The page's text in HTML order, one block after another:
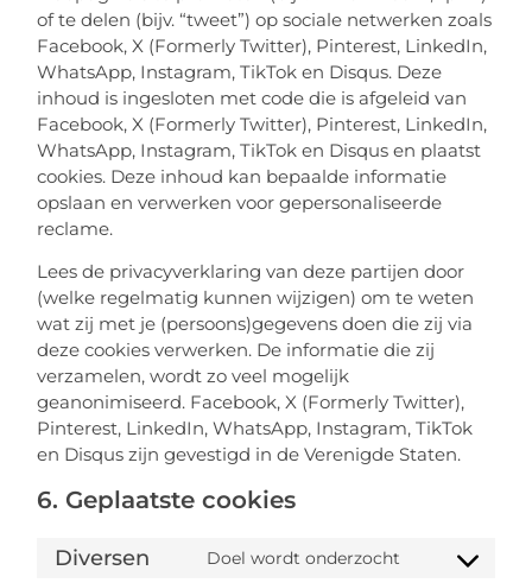
of te delen (bijv. “tweet”) op sociale netwerken zoals
Facebook, X (Formerly Twitter), Pinterest, LinkedIn,
WhatsApp, Instagram, TikTok en Disqus. Deze
inhoud is ingesloten met code die is afgeleid van
Facebook, X (Formerly Twitter), Pinterest, LinkedIn,
WhatsApp, Instagram, TikTok en Disqus en plaatst
cookies. Deze inhoud kan bepaalde informatie
opslaan en verwerken voor gepersonaliseerde
reclame.
Lees de privacyverklaring van deze partijen door
(welke regelmatig kunnen wijzigen) om te weten
wat zij met je (persoons)gegevens doen die zij via
deze cookies verwerken. De informatie die zij
verzamelen, wordt zo veel mogelijk
geanonimiseerd. Facebook, X (Formerly Twitter),
Pinterest, LinkedIn, WhatsApp, Instagram, TikTok
en Disqus zijn gevestigd in de Verenigde Staten.
6. Geplaatste cookies
Diversen Doel wordt onderzocht